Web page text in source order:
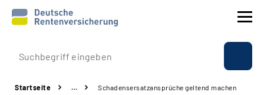
Prävention
Startseite … Schadensersatzansprüche geltend machen